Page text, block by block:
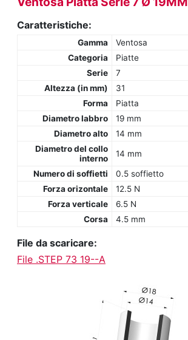
Caratteristiche:
Gamma
Ventosa
Categoria
Piatte
Serie
7
Altezza (in mm)
31
Forma
Piatta
Diametro labbro
19 mm
Diametro alto
14 mm
Diametro del collo
interno
14 mm
Numero di soffietti
0.5 soffietto
Forza orizontale
12.5 N
Forza verticale
6.5 N
Corsa
4.5 mm
File da scaricare:
File .STEP 73 19--A